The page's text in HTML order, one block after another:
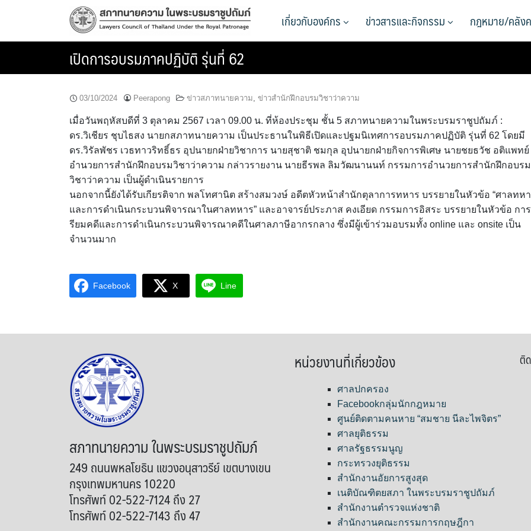
เกี่ยวกับองค์กร ข่าวสารและกิจกรรม กฎหมาย/คลัง
เปิดการอบรมภาคปฏิบัติ รุ่นที่ 62
03/10/2024 Peerapong ข่าวสภาทนายความ, ข่าวสำนักฝึกอบรมวิชาว่าความ
เมื่อวันพฤหัสบดีที่ 3 ตุลาคม 2567 เวลา 09.00 น. ที่ห้องประชุม ชั้น 5 สภาทนายความในพระบรมราชูปถัมภ์ :
ดร.วิเชียร ชุบไธสง นายกสภาทนายความ เป็นประธานในพิธีเปิดและปฐมนิเทศการอบรมภาคปฏิบัติ รุ่นที่ 62 โดยมี
ดร.วิรัลพัชร เวธทาวริทธิ์ธร อุปนายกฝ่ายวิชาการ นายสุชาติ ชมกุล อุปนายกฝ่ายกิจการพิเศษ นายชยธวัช อติแพทย์
อำนวยการสำนักฝึกอบรมวิชาว่าความ กล่าวรายงาน นายธีรพล ลิมวัฒนานนท์ กรรมการอำนวยการสำนักฝึกอบรม
วิชาว่าความ เป็นผู้ดำเนินรายการ
นอกจากนี้ยังได้รับเกียรติจาก พลโทศานิต สร้างสมวงษ์ อดีตหัวหน้าสำนักตุลาการทหาร บรรยายในหัวข้อ “ศาลทห
และการดำเนินกระบวนพิจารณาในศาลทหาร” และอาจารย์ประภาส คงเอียด กรรมการอิสระ บรรยายในหัวข้อ การ
รียมคดีและการดำเนินกระบวนพิจารณาคดีในศาลภาษีอากรกลาง ซึ่งมีผู้เข้าร่วมอบรมทั้ง online และ onsite เป็น
จำนวนมาก
Facebook X Line
สภาทนายความ ในพระบรมราชูปถัมภ์
249 ถนนพหลโยธิน แขวงอนุสาวรีย์ เขตบางเขน
กรุงเทพมหานคร 10220
โทรศัพท์ 02-522-7124 ถึง 27
โทรศัพท์ 02-522-7143 ถึง 47
หน่วยงานที่เกี่ยวข้อง
ศาลปกครอง
Facebookกลุ่มนักกฎหมาย
ศูนย์ติดตามคนหาย “สมชาย นีละไพจิตร”
ศาลยุติธรรม
ศาลรัฐธรรมนูญ
กระทรวงยุติธรรม
สำนักงานอัยการสูงสุด
เนติบัณฑิตยสภา ในพระบรมราชูปถัมภ์
สำนักงานตำรวจแห่งชาติ
สำนักงานคณะกรรมการกฤษฎีกา
ติ